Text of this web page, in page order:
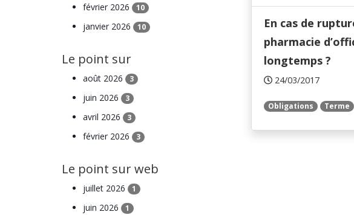
En cas de
pharmacie
longtemps ?
24/03/2017
Obligations Terme
février 2026 10
janvier 2026 10
Le point sur
août 2026 3
juin 2026 3
avril 2026 3
février 2026 3
Le point sur web
juillet 2026 1
juin 2026 1